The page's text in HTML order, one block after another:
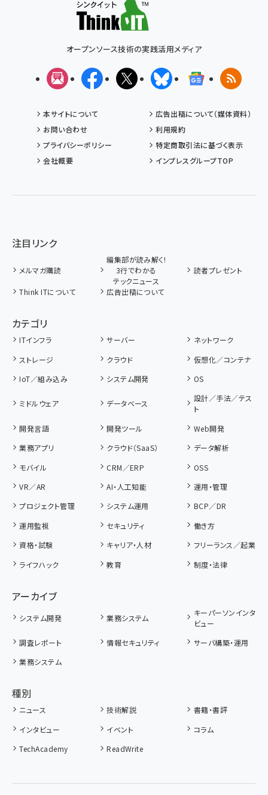
オープンソース技術の実践活用メディア
メルマガ FacebookX(エックス)Bluesky Googleニュー
RSS
本サイトについて
広告出稿について（媒体資料）
お問い合わせ
利用規約
プライバシーポリシー
特定商取引法に基づく表示
会社概要
インプレスグループTOP
注目リンク
メルマガ購読
編集部が読み解く!
3行でわかる
テックニュース
読者プレゼント
Think ITについて 広告出稿について
カテゴリ
ITインフラ サーバー
ネットワーク
ストレージ
クラウド
仮想化／コンテナ
IoT／組み込み
システム開発 OS
ミドルウェア データベース
設計／手法／テス
ト
開発言語
開発ツール
Web開発
業務アプリ
クラウド（SaaS）
データ解析
モバイル
CRM／ERP
OSS
VR／AR
AI・人工知能
運用・管理
プロジェクト管理
システム運用
BCP／DR
運用監視
セキュリティ
働き方
資格・試験
キャリア・人材
フリーランス／起業
ライフハック
教育 制度・法律
アーカイブ
システム開発 業務システム
キーパーソンインタ
ビュー
調査レポート
情報セキュリティ
サーバ構築・運用
業務システム
種別
ニュース 技術解説
書籍・書評
インタビュー
イベント
コラム
TechAcademy
ReadWrite